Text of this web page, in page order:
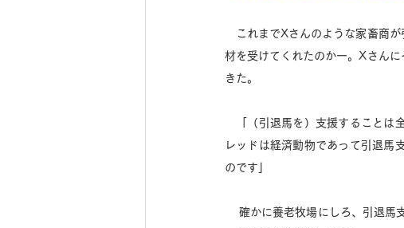
これまでXさんのような家畜商が
材を受けてくれたのかー。Xさん
きた。
「（引退馬を）支援することは
レッドは経済動物であって引退馬
のです」